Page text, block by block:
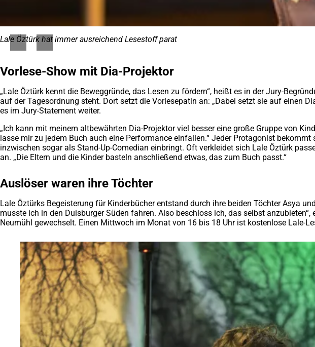
Lale Öztürk hat immer ausreichend Lesestoff parat
Vorlese-Show mit Dia-Projektor
„Lale Öztürk kennt die Beweggründe, das Lesen zu fördern“, heißt es in der Jury-
auf der Tagesordnung steht. Dort setzt die Vorlesepatin an: „Dabei setzt sie auf einen
es im Jury-Statement weiter.
„Ich kann mit meinem altbewährten Dia-Projektor viel besser eine große Gruppe von
lasse mir zu jedem Buch auch eine Performance einfallen.“ Jeder Protagonist
inzwischen sogar als Stand-Up-Comedian einbringt. Oft verkleidet sich Lale Öztürk
an. „Die Eltern und die Kinder basteln anschließend etwas, das zum Buch passt.“
Auslöser waren ihre Töchter
Lale Öztürks Begeisterung für Kinderbücher entstand durch ihre beiden Töchter Asya
musste ich in den Duisburger Süden fahren. Also beschloss ich, das selbst
Neumühl gewechselt. Einen Mittwoch im Monat von 16 bis 18 Uhr ist kostenlose Lale-